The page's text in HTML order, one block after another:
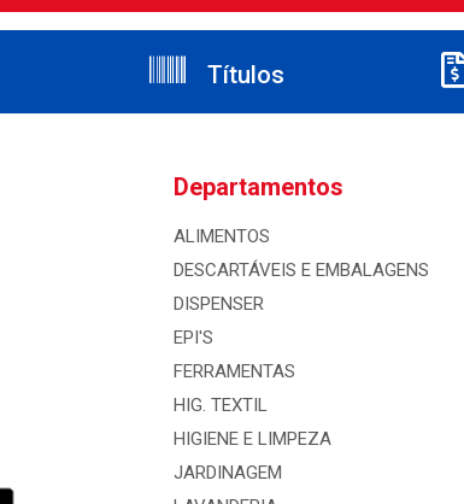
Títulos
Departamentos
ALIMENTOS
DESCARTÁVEIS E EMBALAGENS
DISPENSER
EPI'S
FERRAMENTAS
HIG. TEXTIL
HIGIENE E LIMPEZA
JARDINAGEM